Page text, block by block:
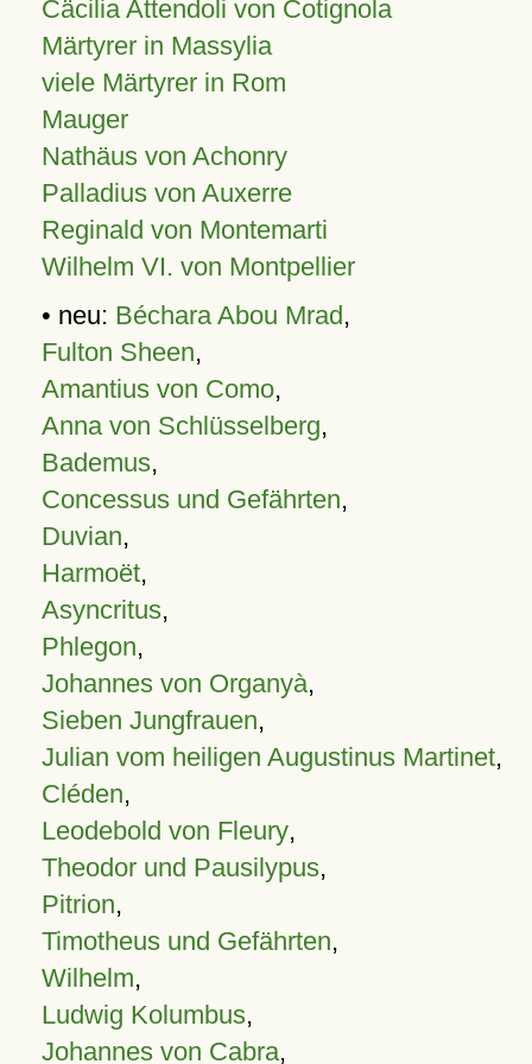
Cäcilia Attendoli von Cotignola
Märtyrer in Massylia
viele Märtyrer in Rom
Mauger
Nathäus von Achonry
Palladius von Auxerre
Reginald von Montemarti
Wilhelm VI. von Montpellier
• neu: Béchara Abou Mrad,
Fulton Sheen,
Amantius von Como,
Anna von Schlüsselberg,
Bademus,
Concessus und Gefährten,
Duvian,
Harmoët,
Asyncritus,
Phlegon,
Johannes von Organyà,
Sieben Jungfrauen,
Julian vom heiligen Augustinus Martinet,
Cléden,
Leodebold von Fleury,
Theodor und Pausilypus,
Pitrion,
Timotheus und Gefährten,
Wilhelm,
Ludwig Kolumbus,
Johannes von Cabra,